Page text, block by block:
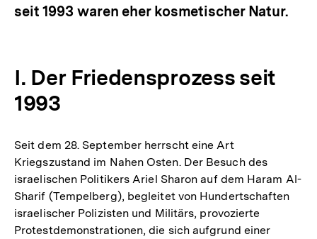
seit 1993 waren eher kosmetischer Natur.
I. Der Friedensprozess seit
1993
Seit dem 28. September herrscht eine Art
Kriegszustand im Nahen Osten. Der Besuch des
israelischen Politikers Ariel Sharon auf dem Haram Al-
Sharif (Tempelberg), begleitet von Hundertschaften
israelischer Polizisten und Militärs, provozierte
Protestdemonstrationen, die sich aufgrund einer